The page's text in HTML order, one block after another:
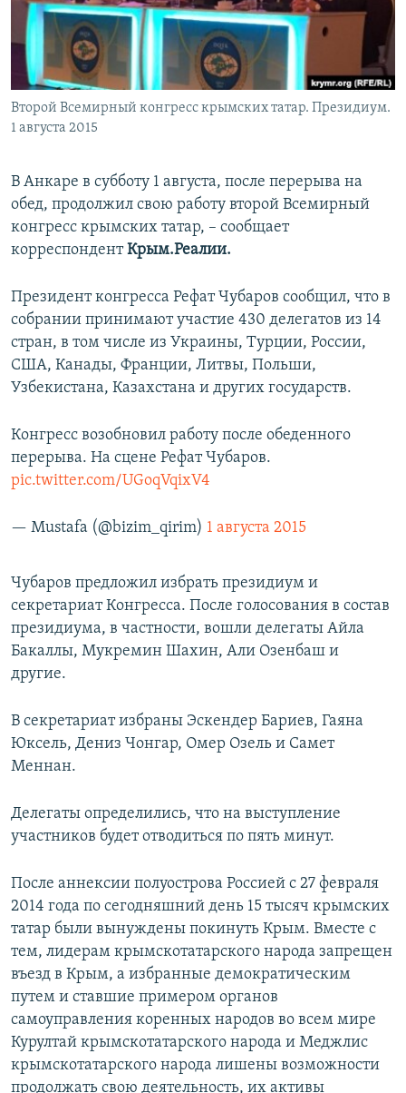
ПОБЕДИТЕЛЕЙ НЕ СУДЯТ?
КРЫМ.НЕПОКОРЕННЫЙ
ELIFBE
УКРАИНСКАЯ ПРОБЛЕМА КРЫМА
ПРИСОЕДИНЯЙТЕСЬ!
Все сайты RFE/RL
Второй Всемирный конгресс крымских татар. Президиум.
1 августа 2015
В Анкаре в субботу 1 августа, после перерыва на
обед, продолжил свою работу второй Всемирный
конгресс крымских татар, – сообщает
корреспондентКрым.Реалии.
Президент конгресса Рефат Чубаров сообщил, что в
собрании принимают участие 430 делегатов из 14
стран, в том числе из Украины, Турции, России,
США, Канады, Франции, Литвы, Польши,
Узбекистана, Казахстана и других государств.
Конгресс возобновил работу после обеденного
перерыва. На сцене Рефат Чубаров.
pic.twitter.com/UGoqVqixV4
— Mustafa (@bizim_qirim) 1 августа 2015
Чубаров предложил избрать президиум и
секретариат Конгресса. После голосования в состав
президиума, в частности, вошли делегаты Айла
Бакаллы, Мукремин Шахин, Али Озенбаш и
другие.
В секретариат избраны Эскендер Бариев, Гаяна
Юксель, Дениз Чонгар, Омер Озель и Самет
Меннан.
Делегаты определились, что на выступление
участников будет отводиться по пять минут.
После аннексии полуострова Россией с 27 февраля
2014 года по сегодняшний день 15 тысяч крымских
татар были вынуждены покинуть Крым. Вместе с
тем, лидерам крымскотатарского народа запрещен
въезд в Крым, а избранные демократическим
путем и ставшие примером органов
самоуправления коренных народов во всем мире
Курултай крымскотатарского народа и Меджлис
крымскотатарского народа лишены возможности
продолжать свою деятельность, их активы